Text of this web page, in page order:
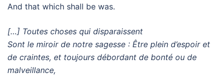
And that which shall be was.
[…] Toutes choses qui disparaissent
Sont le miroir de notre sagesse : Être plein d’espoir et
de craintes, et toujours débordant de bonté ou de
malveillance,